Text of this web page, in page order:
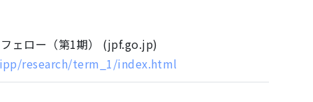
ェロー（第1期） (jpf.go.jp)
research/term_1/index.html